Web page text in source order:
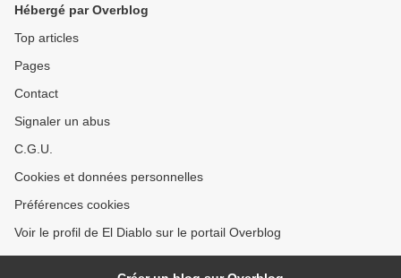
Hébergé par Overblog
Top articles
Pages
Contact
Signaler un abus
C.G.U.
Cookies et données personnelles
Préférences cookies
Voir le profil de El Diablo sur le portail Overblog